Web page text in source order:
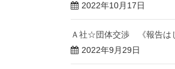
2022年10月17日
Ａ社☆団体交渉 《報告は
2022年9月29日